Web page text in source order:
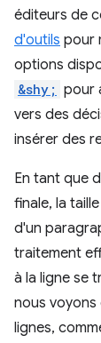
éditeurs de
d'outils pour
options
&shy; pour
vers des
insérer des
En tant que
finale, la
d'un
traitement
à la ligne se
nous voyons
lignes,